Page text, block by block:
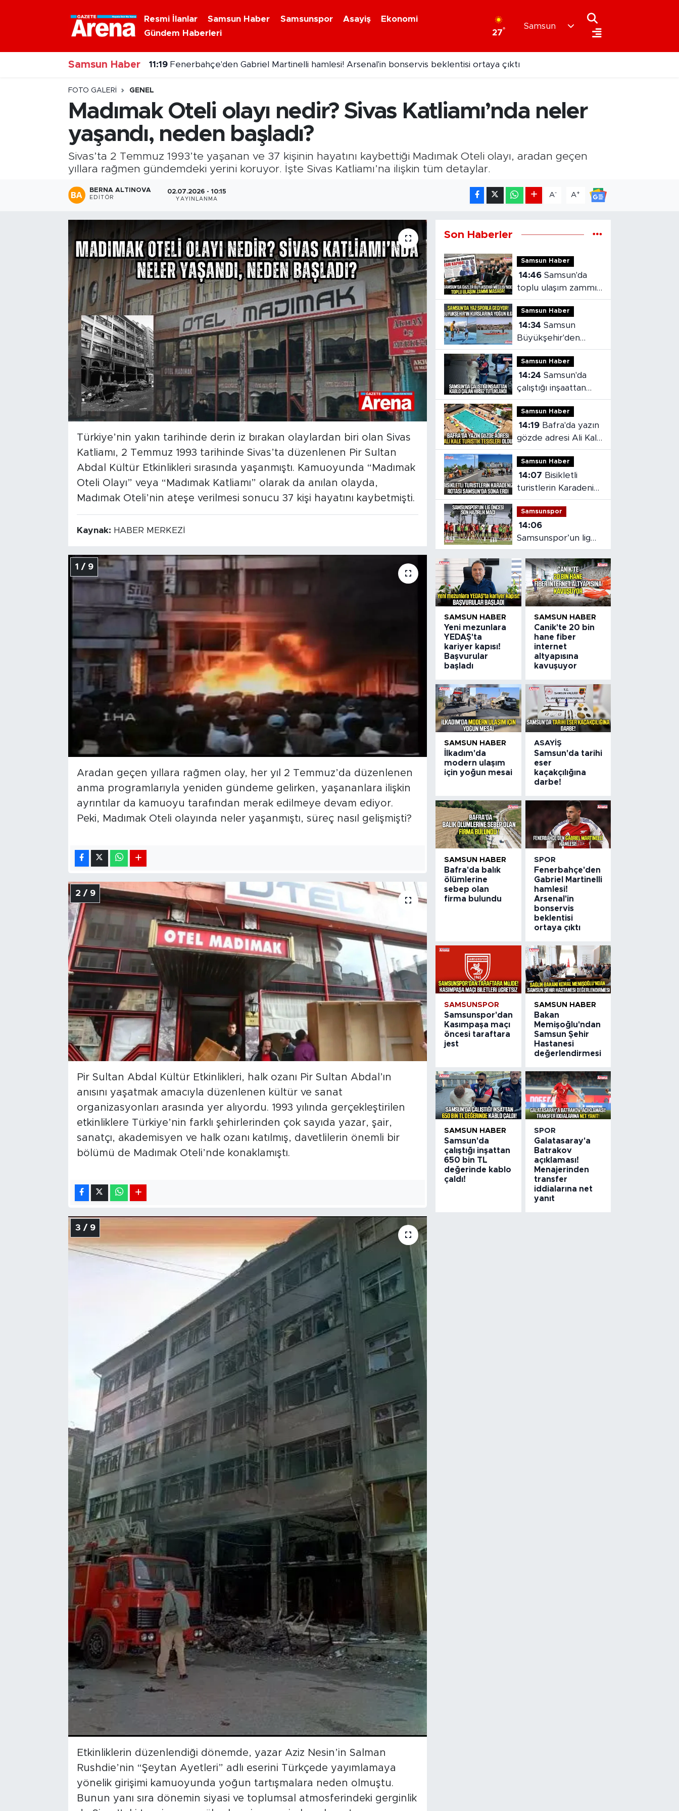
Resmi İlanlar Samsun Haber Samsunspor Asayiş
Ekonomi
Gündem Haberleri
27°
Samsun
Samsun Haber 11:07 Samsunspor'dan Kasımpaşa maçı öncesi taraftara jest
FOTO GALERI GENEL
Madımak Oteli olayı nedir? Sivas Katliamı’nda neler
yaşandı, neden başladı?
Sivas’ta 2 Temmuz 1993’te yaşanan ve 37 kişinin hayatını kaybettiği Madımak Oteli olayı, aradan geçen
yıllara rağmen gündemdeki yerini koruyor. İşte Sivas Katliamı’na ilişkin tüm detaylar.
BERNA ALTINOVA
EDITÖR
02.07.2026 - 10:15
YAYINLANMA
A- A+
Türkiye’nin yakın tarihinde derin iz bırakan olaylardan biri olan Sivas
Katliamı, 2 Temmuz 1993 tarihinde Sivas’ta düzenlenen Pir Sultan
Abdal Kültür Etkinlikleri sırasında yaşanmıştı. Kamuoyunda “Madımak
Oteli Olayı” veya “Madımak Katliamı” olarak da anılan olayda,
Madımak Oteli’nin ateşe verilmesi sonucu 37 kişi hayatını kaybetmişti.
Kaynak: HABER MERKEZİ
1 / 9
Aradan geçen yıllara rağmen olay, her yıl 2 Temmuz’da düzenlenen
anma programlarıyla yeniden gündeme gelirken, yaşananlara ilişkin
ayrıntılar da kamuoyu tarafından merak edilmeye devam ediyor.
Peki, Madımak Oteli olayında neler yaşanmıştı, süreç nasıl gelişmişti?
2 / 9
Pir Sultan Abdal Kültür Etkinlikleri, halk ozanı Pir Sultan Abdal’ın
anısını yaşatmak amacıyla düzenlenen kültür ve sanat
organizasyonları arasında yer alıyordu. 1993 yılında gerçekleştirilen
etkinliklere Türkiye’nin farklı şehirlerinden çok sayıda yazar, şair,
sanatçı, akademisyen ve halk ozanı katılmış, davetlilerin önemli bir
bölümü de Madımak Oteli’nde konaklamıştı.
3 / 9
Etkinliklerin düzenlendiği dönemde, yazar Aziz Nesin’in Salman
Rushdie’nin “Şeytan Ayetleri” adlı eserini Türkçede yayımlamaya
yönelik girişimi kamuoyunda yoğun tartışmalara neden olmuştu.
Bunun yanı sıra dönemin siyasi ve toplumsal atmosferindeki gerginlik
Son Haberler
Samsun Haber
14:46 Samsun'da
toplu ulaşım zammı
mecliste!
Samsun Haber
14:34 Samsun
Büyükşehir'den
ücretsiz spor
kursları!
Samsun Haber
14:24 Samsun'da
çalıştığı inşaattan
kablo çalan hırsız
tutuklandı
Samsun Haber
14:19
gözde adresi Ali Kale
Turistik Tesisleri
Samsun Haber
14:07
turistlerin Karadeniz
rotası Samsun'da
sona erdi
Samsunspor
14:06
Samsunspor’un lig
öncesi son hazırlık
maçı
SAMSUN HABER
Yeni mezunlara
YEDAŞ'ta
kariyer kapısı!
Başvurular
başladı
SAMSUN HABER
Canik'te 20 bin
hane fiber
internet
altyapısına
kavuşuyor
SAMSUN HABER
İlkadım'da
modern ulaşım
için yoğun mesai
ASAYIŞ
Samsun'da tarihi
eser
kaçakçılığına
darbe!
SAMSUN HABER
Bafra'da balık
ölümlerine
sebep olan
firma bulundu
SPOR
Fenerbahçe'den
Gabriel Martinelli
hamlesi!
Arsenal'in
bonservis
beklentisi
ortaya çıktı
SAMSUNSPOR
Samsunspor'dan
Kasımpaşa maçı
öncesi taraftara
jest
SAMSUN HABER
Bakan
Memişoğlu'ndan
Samsun Şehir
Hastanesi
değerlendirmesi
SAMSUN HABER
Samsun'da
çalıştığı inşattan
650 bin TL
değerinde kablo
çaldı!
SPOR
Galatasaray'a
Batrakov
açıklaması!
Menajerinden
transfer
iddialarına net
yanıt
Nöbetçi Eczaneler
Hava Durumu
Samsun Namaz Vakitleri
Trafik Durumu
Süper Lig Puan Durumu ve Fikstür
Tüm Manşetler
Son Dakika Haberleri
Haber Arşivi